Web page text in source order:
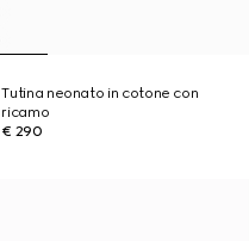
Tutina neonato in cotone con
ricamo
€ 290